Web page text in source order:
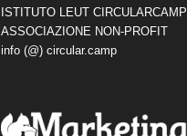
ISTITUTO LEUT CIRCULARCAMP
ASSOCIAZIONE NON-PROFIT
info (@) circular.camp